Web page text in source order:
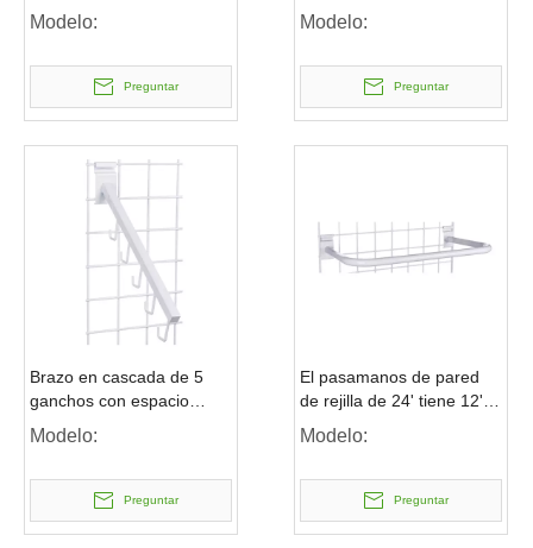
acabado con
recubrimiento en polvo
Modelo:
Preguntar
largo
Modelo:
Preguntar
Brazo en cascada de 5
ganchos con espacio
entre centros de 3'
Modelo:
Preguntar
El pasamanos de pared
de rejilla de 24' tiene 12'
de profundidad para
sostener exhibidores de
Modelo:
Preguntar